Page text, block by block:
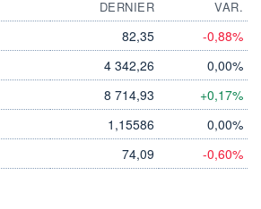
DERNIER
VAR.
82,35 -0,88%
4 342,26 0,00%
8 714,93 +0,17%
1,15586 0,00%
74,09 -0,60%